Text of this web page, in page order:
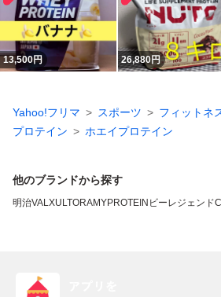
13,500円 26,880円
Yahoo!フリマ スポーツ
フィットネ
プロテイン
ホエイプロテイン
他のブランドから探す
明治VALXULTORAMYPROTEIN ビーレジェンド